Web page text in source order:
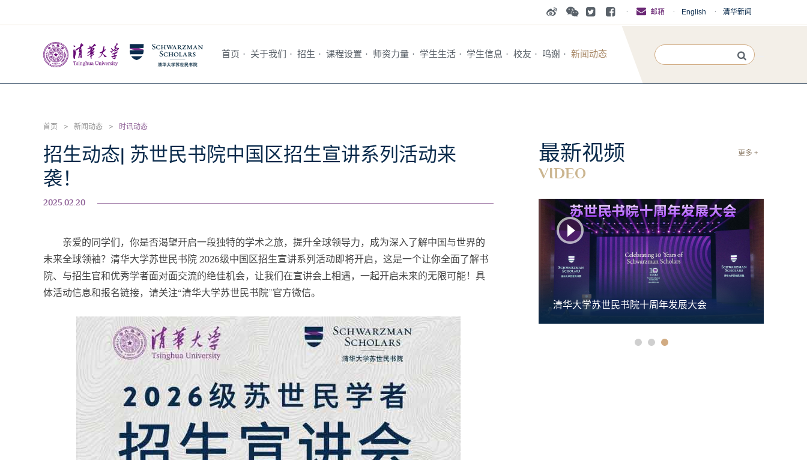
清华新闻
·
English
·
邮箱
·
首页 · 关于我们 · 招生 · 课程设置 · 师资力量 · 学生生活 · 学生信息 · 校友 · 鸣谢 · 新闻动态
首页 > 新闻动态 > 时讯动态
招生动态| 苏世民书院中国区招生宣讲系列活动来
袭！
2025.02.20
亲爱的同学们，你是否渴望开启一段独特的学术之旅，提升全球领导力，成为深入了解中国与世界的
未来全球领袖？清华大学苏世民书院 2026级中国区招生宣讲系列活动即将开启，这是一个让你全面了解书
院、与招生官和优秀学者面对面交流的绝佳机会，让我们在宣讲会上相遇，一起开启未来的无限可能！具
体活动信息和报名链接，请关注“清华大学苏世民书院”官方微信。
更多 +
最新视频
VIDEO
清华大学苏世民书院十周年发展大会